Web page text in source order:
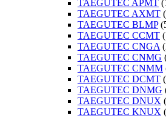
TAEGUTEC APMT
TAEGUTEC AXMT
TAEGUTEC BLMP
TAEGUTEC CCMT
TAEGUTEC CNGA
TAEGUTEC CNMG
TAEGUTEC CNMM
TAEGUTEC DCMT
TAEGUTEC DNMG
TAEGUTEC DNUX
TAEGUTEC KNUX